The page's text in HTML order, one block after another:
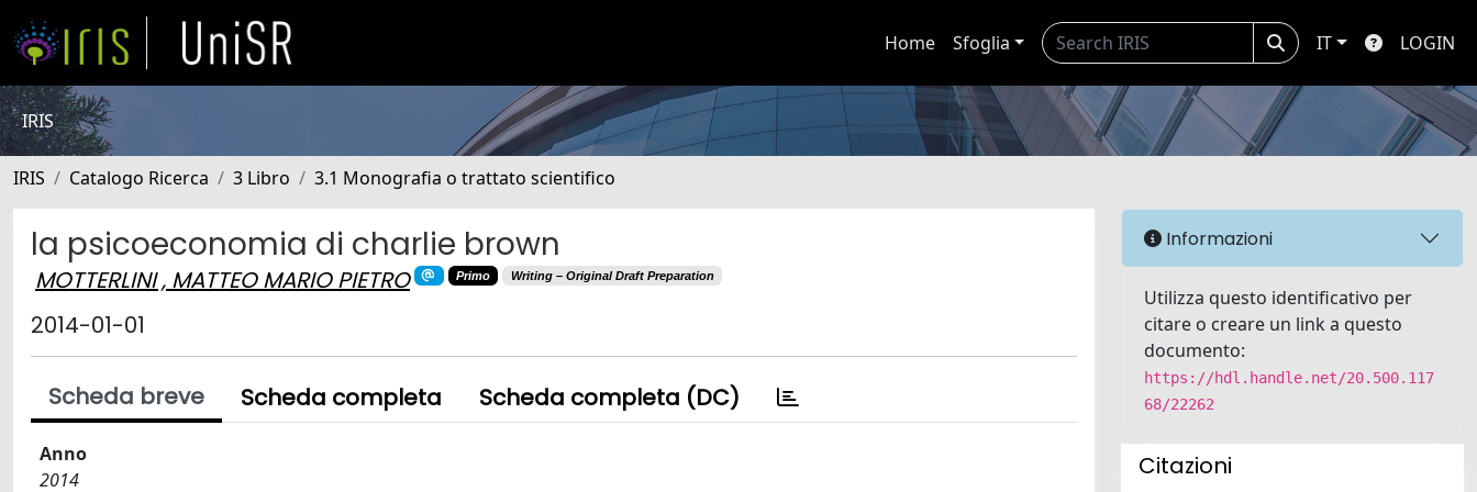
Home Sfoglia IT LOGIN
IRIS
IRIS Catalogo Ricerca 3 Libro 3.1 Monografia o trattato scientifico
la psicoeconomia di charlie brown
MOTTERLINI , MATTEO MARIO PIETRO Primo Writing – Original Draft Preparation
2014-01-01
Scheda breve Scheda completa Scheda completa (DC)
Anno
2014
Informazioni
Utilizza questo identificativo per
citare o creare un link a questo
documento:
https://hdl.handle.net/20.500.117
68/22262
Citazioni